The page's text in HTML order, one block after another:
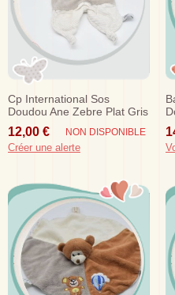
Cp International Sos
Doudou Ane Zebre Plat Gris
Taupe Raye
12,00 € NON DISPONIBLE
Créer une alerte